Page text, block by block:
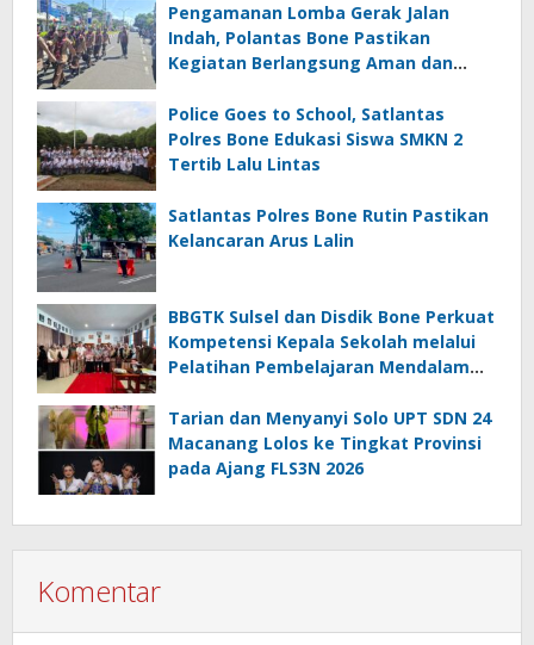
Pengamanan Lomba Gerak Jalan
Indah, Polantas Bone Pastikan
Kegiatan Berlangsung Aman dan
Police Goes to School, Satlantas
Polres Bone Edukasi Siswa SMKN 2
Tertib Lalu Lintas
Satlantas Polres Bone Rutin Pastikan
Kelancaran Arus Lalin
BBGTK Sulsel dan Disdik Bone Perkuat
Kompetensi Kepala Sekolah melalui
Pelatihan Pembelajaran Mendalam
Tarian dan Menyanyi Solo UPT SDN 24
Macanang Lolos ke Tingkat Provinsi
pada Ajang FLS3N 2026
Komentar